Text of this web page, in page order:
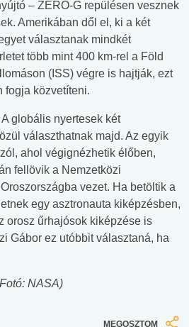
– ZERO-G repülésen vesznek
Amerikában dől el, ki a két
választanak mindkét
több mint 400 km-rel a Föld
(ISS) végre is hajtják, ezt
fogja közvetíteni.
globális nyertesek két
választhatnak majd. Az egyik
ahol végignézhetik élőben,
fellövik a Nemzetközi
vezet. Ha betöltik a
egy asztronauta kiképzésben,
orosz űrhajósok kiképzése is
Gábor ez utóbbit választaná, ha
NASA)
MEGOSZTOM